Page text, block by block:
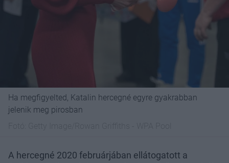
Ha megfigyelted, Katalin hercegné egyre gyakrabban
jelenik meg pirosban
A hercegné 2020 februárjában ellátogatott a